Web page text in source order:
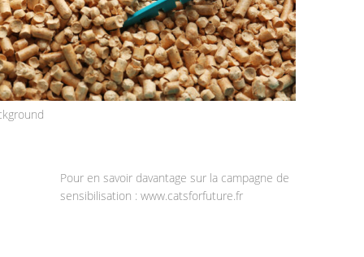
Pour en savoir davantage sur la campagne de
sensibilisation : www.catsforfuture.fr